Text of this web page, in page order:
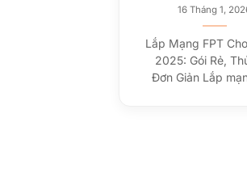
16 Tháng 1,
Lắp Mạng FPT
2025: Gói Rẻ,
Đơn Giản Lắp